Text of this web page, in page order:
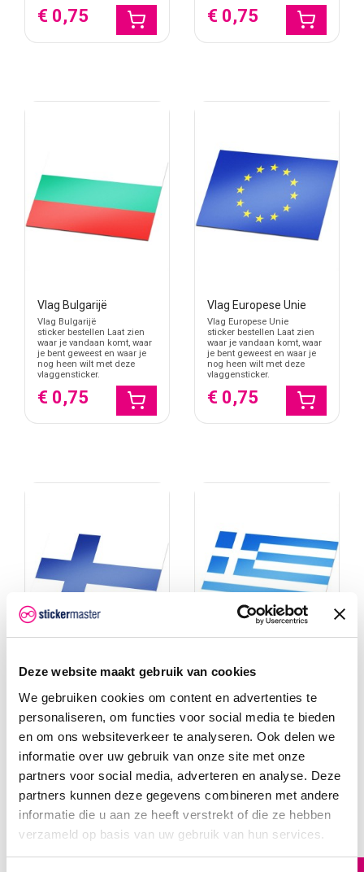
Deze website maakt gebruik van cookies
We gebruiken cookies om content en advertenties te
personaliseren, om functies voor social media te bieden
en om ons websiteverkeer te analyseren. Ook delen we
informatie over uw gebruik van onze site met onze
partners voor social media, adverteren en analyse. Deze
partners kunnen deze gegevens combineren met andere
informatie die u aan ze heeft verstrekt of die ze hebben
verzameld op basis van uw gebruik van hun services.
€ 0,75 € 0,75
Vlag Bulgarijë
Vlag Bulgarijë
sticker bestellen Laat zien
waar je vandaan komt, waar
je bent geweest en waar je
nog heen wilt met deze
vlaggensticker.
€ 0,75
Vlag Europese Unie
Vlag Europese Unie
sticker bestellen Laat zien
waar je vandaan komt, waar
je bent geweest en waar je
nog heen wilt met deze
vlaggensticker.
€ 0,75
Vlag Finland
sticker bestellen Laat zien
waar je vandaan komt, waar
je bent geweest en waar je
vlaggensticker.
€ 0,75
Vlag Griekenland
sticker bestellen Laat zien
waar je vandaan komt, waar
je bent geweest en waar je
nog heen wilt met deze
vlaggensticker.
€ 0,75